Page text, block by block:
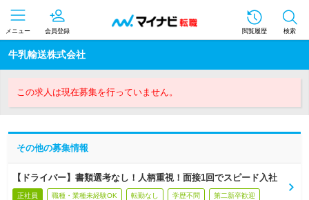
メニュー 会員登録 閲覧履歴 検索
牛乳輸送株式会社
この求人は現在募集を行っていません。
その他の募集情報
【ドライバー】書類選考なし！人柄重視！面接1回でスピード入社
正社員 職種・業種未経験OK 転勤なし 学歴不問 第二新卒歓迎